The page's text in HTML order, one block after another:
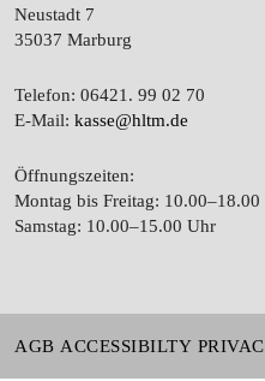
Neustadt 7
35037 Marburg
Telefon: 06421. 99 02 70
E-Mail: kasse@hltm.de
Öffnungszeiten:
Montag bis Freitag: 10.00–18.00
Samstag: 10.00–15.00 Uhr
AGB ACCESSIBILTY